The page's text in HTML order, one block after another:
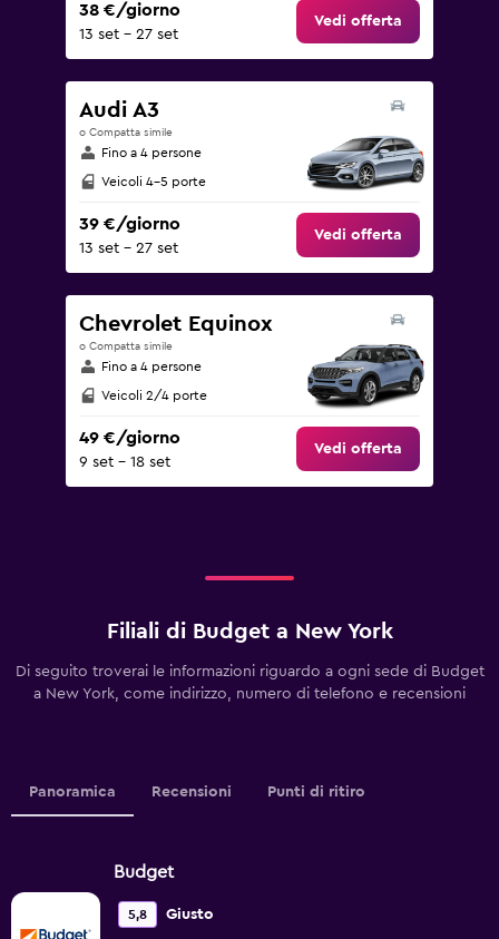
38 €/giorno
13 set - 27 set
Vedi offerta
Audi A3
o Compatta simile
Fino a 4 persone
Veicoli 4-5 porte
39 €/giorno
13 set - 27 set
Vedi offerta
Chevrolet Equinox
o Compatta simile
Fino a 4 persone
Veicoli 2/4 porte
49 €/giorno
9 set - 18 set
Vedi offerta
Filiali di Budget a New York
Di seguito troverai le informazioni riguardo a ogni sede di Budget
a New York, come indirizzo, numero di telefono e recensioni
Panoramica Recensioni Punti di ritiro
Budget
5,8 Giusto